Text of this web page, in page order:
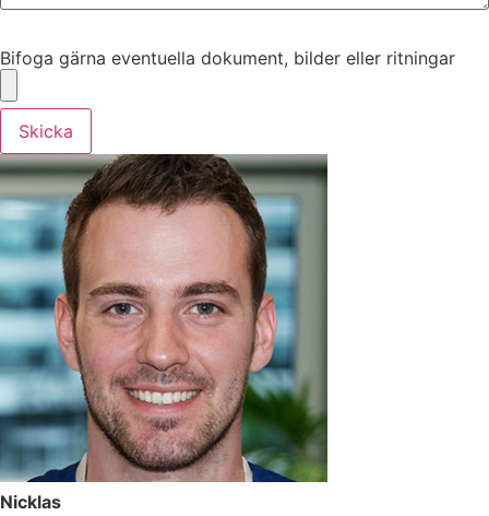
Bifoga gärna eventuella dokument, bilder eller ritningar
Skicka
Nicklas